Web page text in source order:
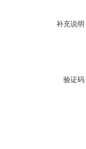
补充说明
验证码